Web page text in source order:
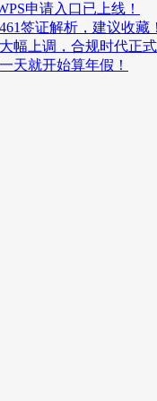
申请入口已上线！
签证解析，建议收藏！
幅上调，合规时代正式
天就开始算年假！